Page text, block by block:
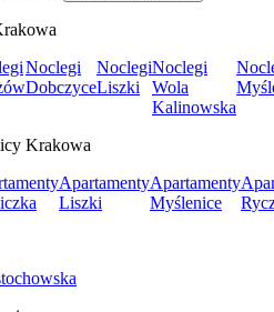
Noclegi
Dobczyce
Noclegi
Liszki
Noclegi
Wola
Kalinowska
Krakowa
Apartamenty
Liszki
Apartamenty
Myślenice